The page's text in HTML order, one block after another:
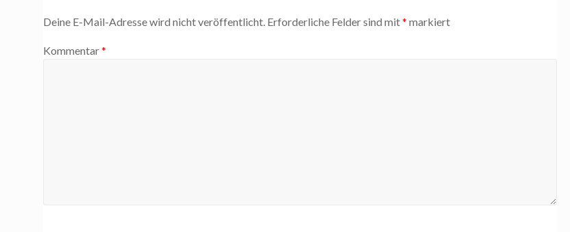
Deine E-Mail-Adresse wird nicht veröffentlicht. Erforderliche Felder sind mit* markiert
Kommentar*